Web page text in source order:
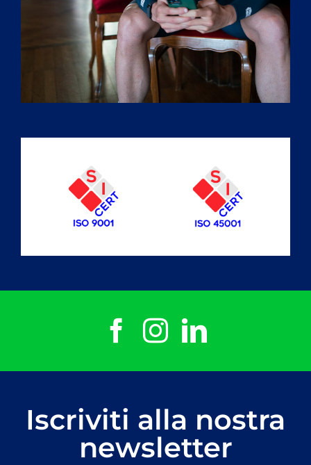
Iscriviti alla nostra
newsletter